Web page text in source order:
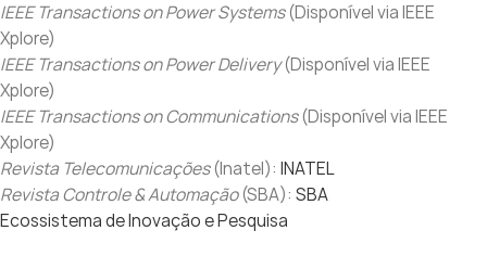
IEEE Transactions on Power Systems(Disponível via IEEE
Xplore)
IEEE Transactions on Power Delivery(Disponível via IEEE
Xplore)
IEEE Transactions on Communications(Disponível via IEEE
Xplore)
Revista Telecomunicações(Inatel): INATEL
Revista Controle & Automação(SBA): SBA
Ecossistema de Inovação e Pesquisa